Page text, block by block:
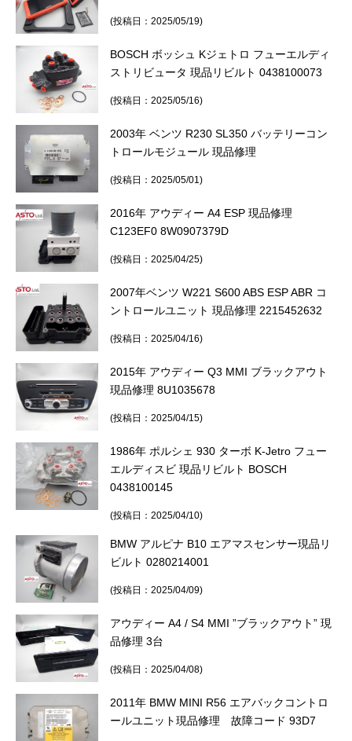
(投稿日：2025/05/19)
BOSCH ボッシュ Kジェトロ フューエルディ
ストリビュータ 現品リビルト 0438100073
(投稿日：2025/05/16)
2003年 ベンツ R230 SL350 バッテリーコン
トロールモジュール 現品修理
(投稿日：2025/05/01)
2016年 アウディー A4 ESP 現品修理
C123EF0 8W0907379D
(投稿日：2025/04/25)
2007年ベンツ W221 S600 ABS ESP ABR コ
ントロールユニット 現品修理 2215452632
(投稿日：2025/04/16)
2015年 アウディー Q3 MMI ブラックアウト
現品修理 8U1035678
(投稿日：2025/04/15)
1986年 ポルシェ 930 ターボ K-Jetro フュー
エルディスビ 現品リビルト BOSCH
0438100145
(投稿日：2025/04/10)
BMW アルピナ B10 エアマスセンサー現品リ
ビルト 0280214001
(投稿日：2025/04/09)
アウディー A4 / S4 MMI ”ブラックアウト” 現
品修理 3台
(投稿日：2025/04/08)
2011年 BMW MINI R56 エアバックコントロ
ールユニット現品修理 故障コード 93D7